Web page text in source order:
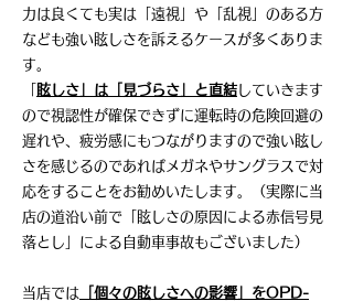
力は良くても実は「遠視」や「乱視」のある方
なども強い眩しさを訴えるケースが多くありま
す。
眩しさ」は「見づらさ」と直結していきます
ので視認性が確保できずに運転時の危険回避の
遅れや、疲労感にもつながりますので強い眩し
さを感じるのであればメガネやサングラスで対
応をすることをお勧めいたします。（実際に当
店の道沿い前で「眩しさの原因による赤信号見
落とし」による自動車事故もございました）
当店では 「個々の眩しさへの影響」をOPD-